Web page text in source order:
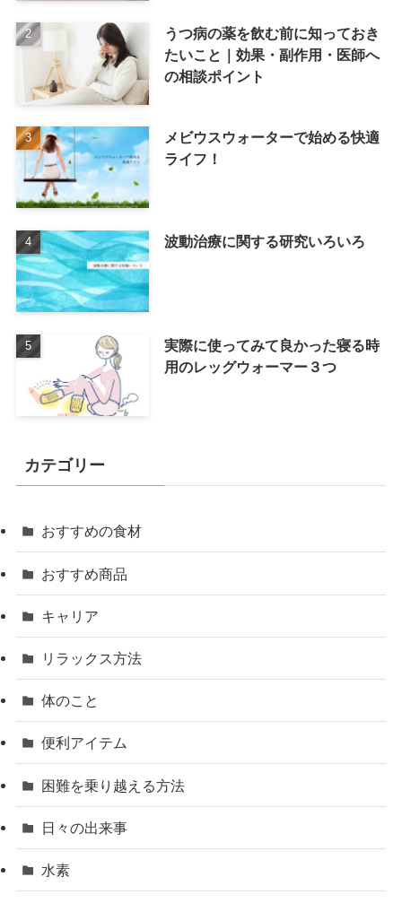
うつ病の薬を飲む前に知っておき
たいこと｜効果・副作用・医師へ
の相談ポイント
メビウスウォーターで始める快適
ライフ！
波動治療に関する研究いろいろ
実際に使ってみて良かった寝る時
用のレッグウォーマー３つ
カテゴリー
おすすめの食材
おすすめ商品
キャリア
リラックス方法
体のこと
便利アイテム
困難を乗り越える方法
日々の出来事
水素